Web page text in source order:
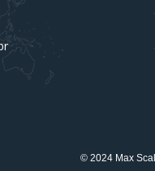
© 2024 Max